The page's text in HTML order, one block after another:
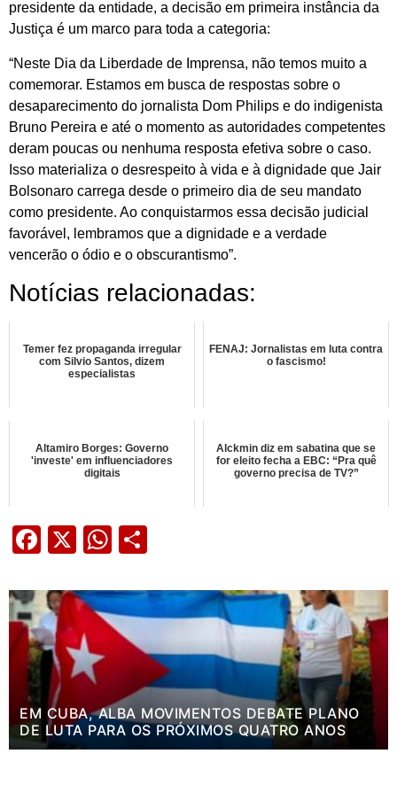
presidente da entidade, a decisão em primeira instância da
Justiça é um marco para toda a categoria:
“Neste Dia da Liberdade de Imprensa, não temos muito a
comemorar. Estamos em busca de respostas sobre o
desaparecimento do jornalista Dom Philips e do indigenista
Bruno Pereira e até o momento as autoridades competentes
deram poucas ou nenhuma resposta efetiva sobre o caso.
Isso materializa o desrespeito à vida e à dignidade que Jair
Bolsonaro carrega desde o primeiro dia de seu mandato
como presidente. Ao conquistarmos essa decisão judicial
favorável, lembramos que a dignidade e a verdade
vencerão o ódio e o obscurantismo”.
Notícias relacionadas:
Temer fez propaganda irregular
com Silvio Santos, dizem
especialistas
FENAJ: Jornalistas em luta contra
o fascismo!
Altamiro Borges: Governo
'investe' em influenciadores
digitais
Alckmin diz em sabatina que se
for eleito fecha a EBC: “Pra quê
governo precisa de TV?”
Facebook
X WhatsApp
EM CUBA, ALBA MOVIMENTOS DEBATE PLANO
DE LUTA PARA OS PRÓXIMOS QUATRO ANOS